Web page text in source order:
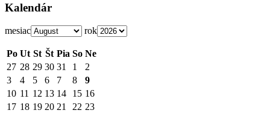
Kalendár
mesiac rok
Po Ut St Št Pia So Ne
27 28 29 30 31 1
2
3
4 5 6 7 8
9
10 11 12 13 14 15 16
17 18 19 20 21 22 23